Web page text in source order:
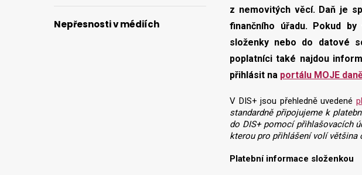
z nemovitých věcí. Daň je
finančního úřadu. Pokud
složenky nebo do datové
poplatníci také najdou
přihlásit na portálu MOJE
V DIS+ jsou přehledně uvedené
standardně připojujeme k
do DIS+ pomocí přihlašovacích
kterou pro přihlášení volí většina
Platební informace složenkou
Nepřesnosti v médiích